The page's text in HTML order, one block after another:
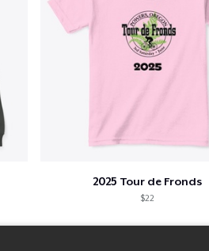
2025 Tour de Fronds
$22